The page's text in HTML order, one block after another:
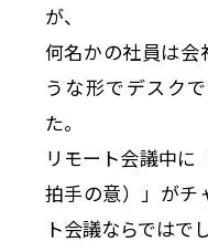
が、
何名かの社員は会
うな形でデスク
た。
リモート会議中に
拍手の意）」がチ
ト会議ならではで